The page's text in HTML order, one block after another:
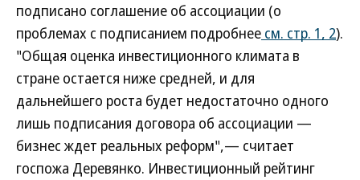
подписано соглашение об ассоциации (о
проблемах с подписанием подробнее см. стр. 1, 2).
"Общая оценка инвестиционного климата в
стране остается ниже средней, и для
дальнейшего роста будет недостаточно одного
лишь подписания договора об ассоциации —
бизнес ждет реальных реформ",— считает
госпожа Деревянко. Инвестиционный рейтинг